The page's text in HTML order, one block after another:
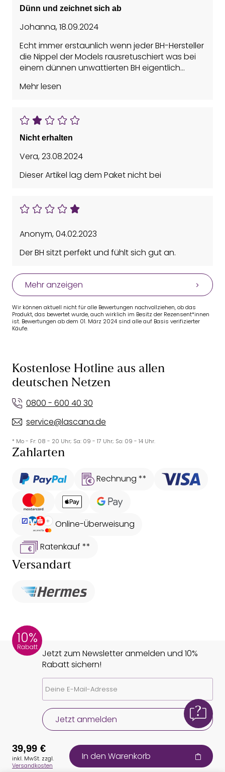
Dünn und zeichnet sich ab
Johanna,18.09.2024
Echt immer erstaunlich wenn jeder BH-Hersteller
die Nippel der Models rausretuschiert was bei
einem dünnen unwattierten BH eigentlich
Preis kann man aber auch mal wieder nichts
Mehr lesen
Nicht erhalten
Vera,23.08.2024
Dieser Artikel lag dem Paket nicht bei
Anonym,04.02.2023
Der BH sitzt perfekt und fühlt sich gut an.
Mehr anzeigen
Wir können aktuell nicht für alle Bewertungen nachvollziehen, ob das
Produkt, das bewertet wurde, auch wirklich im Besitz der Rezensent*innen
ist. Bewertungen ab dem 01. März 2024 sind alle auf Basis verifizierter
Käufe.
Kostenlose Hotline aus allen
deutschen Netzen
0800 - 600 40 30
service@lascana.de
* Mo - Fr: 08 - 20 Uhr; Sa: 09 - 17 Uhr; So: 09 - 14 Uhr.
Zahlarten
Rechnung **
Online-Überweisung
Ratenkauf **
Versandart
10%
Rabatt
Jetzt zum Newsletter anmelden und 10%
Rabatt sichern!
Jetzt anmelden
39,99 €
inkl. MwSt. zzgl.
Versandkosten
In den Warenkorb